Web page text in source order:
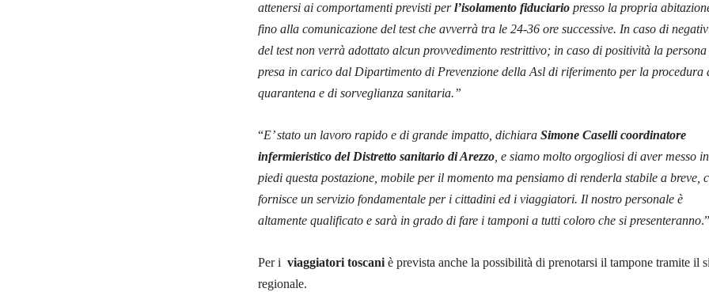
attenersi ai comportamenti previsti perl’isolamento fiduciario presso la propria
fino alla comunicazione del test che avverrà tra le 24-36 ore successive. In caso di
del test non verrà adottato alcun provvedimento restrittivo; in caso di positività la
presa in carico dal Dipartimento di Prevenzione della Asl di riferimento per la procedura
quarantena e di sorveglianza sanitaria.”
“E’ stato un lavoro rapido e di grande impatto, dichiara Simone Caselli coordinatore
infermieristico del Distretto sanitario di Arezzo , e siamo molto orgogliosi di aver messo in
piedi questa postazione, mobile per il momento ma pensiamo di renderla stabile a breve,
fornisce un servizio fondamentale per i cittadini ed i viaggiatori. Il nostro personale è
altamente qualificato e sarà in grado di fare i tamponi a tutti coloro che si presenteranno.”
Per i viaggiatori toscani è prevista anche la possibilità di prenotarsi il tampone tramite il
regionale.